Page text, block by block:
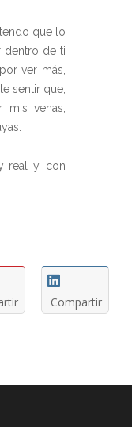
que lo
dentro de ti
ver más,
sentir que,
venas,
real y, con
Compartir